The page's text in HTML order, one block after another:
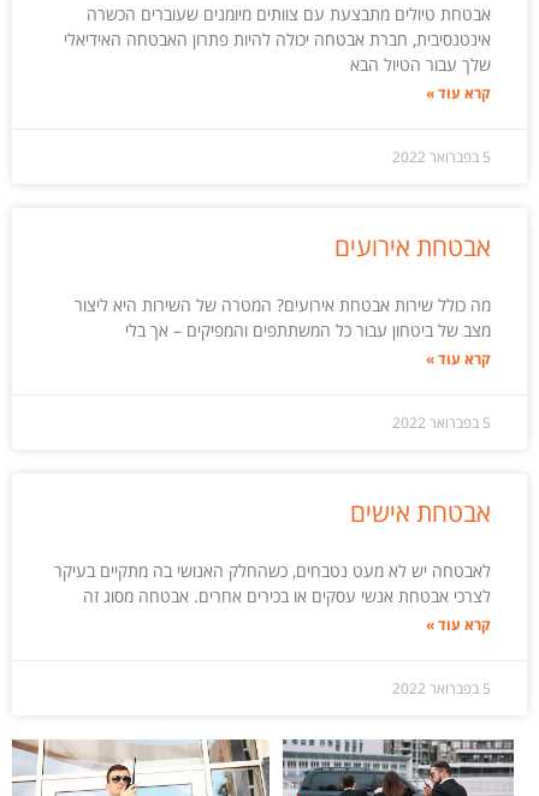
אבטחת טיולים מתבצעת עם צוותים מיומנים שעוברים הכשרה
אינטנסיבית, חברת אבטחה יכולה להיות פתרון האבטחה האידיאלי
שלך עבור הטיול הבא
קרא עוד »
5 בפברואר 2022
אבטחת אירועים
מה כולל שירות אבטחת אירועים? המטרה של השירות היא ליצור
מצב של ביטחון עבור כל המשתתפים והמפיקים – אך בלי
קרא עוד »
5 בפברואר 2022
אבטחת אישים
לאבטחה יש לא מעט נטבחים, כשהחלק האנושי בה מתקיים בעיקר
לצרכי אבטחת אנשי עסקים או בכירים אחרים. אבטחה מסוג זה
קרא עוד »
5 בפברואר 2022